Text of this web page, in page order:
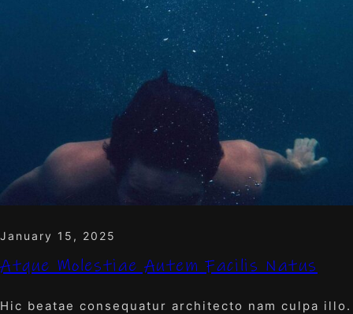
January 15, 2025
Atque Molestiae Autem Facilis Natus
Hic beatae consequatur architecto nam culpa illo.